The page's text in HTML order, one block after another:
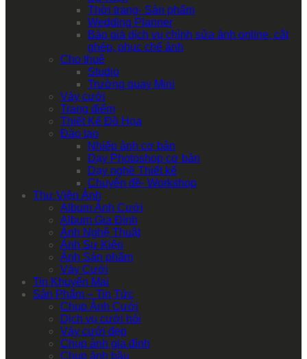
Thời trang- Sản phẩm
Wedding Planner
Báo giá dịch vụ chỉnh sửa ảnh online, cắt
ghép, phục chế ảnh
Cho thuê
Studio
Trường quay Mini
Váy cưới
Trang điểm
Thiết Kế Đồ Họa
Đào tạo
Nhiếp ảnh cơ bản
Dạy Photoshop cơ bản
Dạy nghề Thiết kế
Chuyên đề- Workshop
Thư Viện Ảnh
Album Ảnh Cưới
Album Gia Đình
Ảnh Nghệ Thuật
Ảnh Sự Kiện
Ảnh Sản phẩm
Váy Cưới
Tin Khuyến Mại
Sản Phẩm – Tin Tức
Chụp Ảnh Cưới
Dịch vụ cưới hỏi
Váy cưới đẹp
Chụp ảnh gia đình
Chụp ảnh bầu